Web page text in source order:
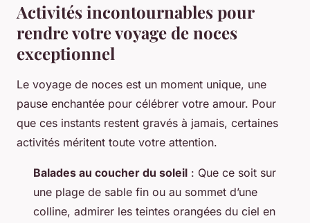
Activités incontournables pour
rendre votre voyage de noces
exceptionnel
Le voyage de noces est un moment unique, une
pause enchantée pour célébrer votre amour. Pour
que ces instants restent gravés à jamais, certaines
activités méritent toute votre attention.
Balades au coucher du soleil : Que ce soit sur
une plage de sable fin ou au sommet d’une
colline, admirer les teintes orangées du ciel en